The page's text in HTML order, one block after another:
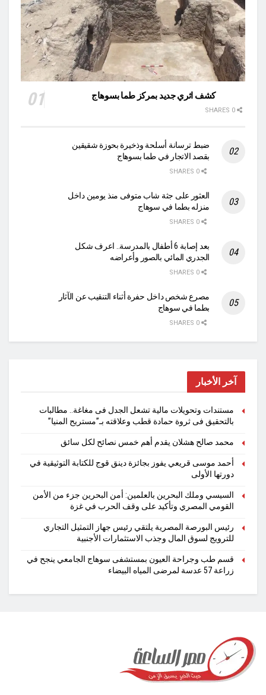
كشف اثري جديد بمركز طما بسوهاج
ضبط ترسانة أسلحة وذخيرة بحوزة شقيقين
بقصد الاتجار في طما بسوهاج
العثور على جثة شاب متوفى منذ يومين داخل
منزله بطما في سوهاج
بعد إصابة 6 أطفال بالمدرسة.. اعرف شكل
الجدري المائي بالصور وأعراضه
مصرع شخص داخل حفرة أثناء التنقيب عن الآثار
بطما في سوهاج
آخر الأخبار
مستندات وتحويلات مالية تشعل الجدل فى مغاغة.. مطالبات
بالتحقيق فى ثروة حمادة قطب وعلاقته بـ”مستريح المنيا”
محمد صالح هشلان يقدم أهم خمس نصائح لكل سائق
أحمد موسى قريعي يفوز بجائزة دينق قوج للكتابة التوثيقية في
دورتها الأولى
السيسي وملك البحرين بالعلمين: أمن البحرين جزء من الأمن
القومي المصري وتأكيد على وقف الحرب في غزة
رئيس البورصة المصرية يلتقي رئيس جهاز التمثيل التجاري
للترويج لسوق المال وجذب الاستثمارات الأجنبية
قسم طب وجراحة العيون بمستشفى سوهاج الجامعي ينجح في
زراعة 57 عدسة لمرضى المياه البيضاء